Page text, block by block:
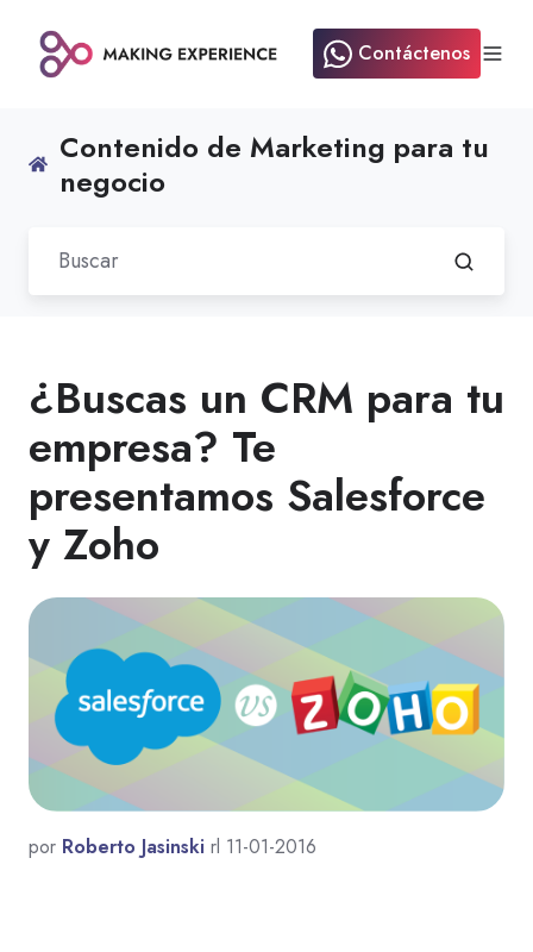
Contáctenos
Contenido de Marketing para tu
negocio
¿Buscas un CRM para tu
empresa? Te
presentamos Salesforce
y Zoho
por Roberto Jasinski rl 11-01-2016